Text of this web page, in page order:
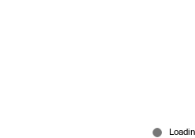
നാടുകടത്തിയിട്ട് കാല്‍നൂറ്റാണ്ട്